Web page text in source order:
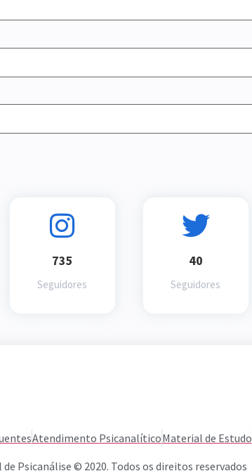
735
Seguidores
40
Seguidores
Atendimento PsicanalíticoMaterial de Estudo
Psicanálise © 2020. Todos os direitos reservados